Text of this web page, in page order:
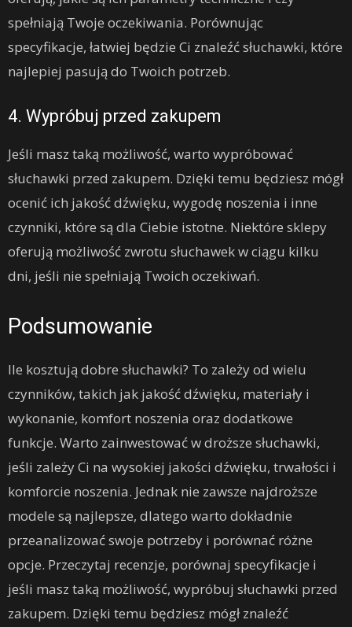
spełniają Twoje oczekiwania. Porównując
specyfikacje, łatwiej będzie Ci znaleźć słuchawki, które
najlepiej pasują do Twoich potrzeb.
4. Wypróbuj przed zakupem
Jeśli masz taką możliwość, warto wypróbować
słuchawki przed zakupem. Dzięki temu będziesz mógł
ocenić ich jakość dźwięku, wygodę noszenia i inne
czynniki, które są dla Ciebie istotne. Niektóre sklepy
oferują możliwość zwrotu słuchawek w ciągu kilku
dni, jeśli nie spełniają Twoich oczekiwań.
Podsumowanie
Ile kosztują dobre słuchawki? To zależy od wielu
czynników, takich jak jakość dźwięku, materiały i
wykonanie, komfort noszenia oraz dodatkowe
funkcje. Warto zainwestować w droższe słuchawki,
jeśli zależy Ci na wysokiej jakości dźwięku, trwałości i
komforcie noszenia. Jednak nie zawsze najdroższe
modele są najlepsze, dlatego warto dokładnie
przeanalizować swoje potrzeby i porównać różne
opcje. Przeczytaj recenzje, porównaj specyfikacje i
jeśli masz taką możliwość, wypróbuj słuchawki przed
zakupem. Dzięki temu będziesz mógł znaleźć